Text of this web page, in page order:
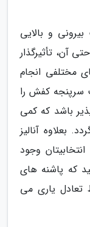
و بالایی
آن، تأثیرگذار
مختلفی انجام
سرپنجه کفش را
باشد که کمی
بعلاوه آنالیز
وجود
که پاشنه های
تعادل یاری می